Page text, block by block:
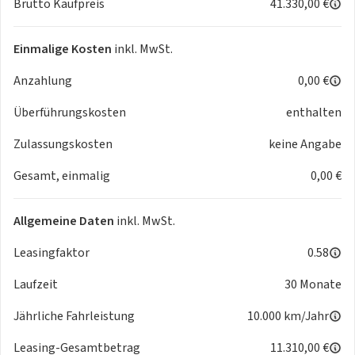
Schaltwippen
- Panorama-Glasdach
- Beifahrersitz höheneinstellbar
- Räder 5-V-Speichen S-Design 8.0 Jx18 Reifen 235/45 R18
- Innenspiegel automatisch abblendend rahmenlos
- Seitenairbags vorn und Kopfairbagsystem
- Außenspiegel elektrisch einstell- beheiz- und anklappbar
beidseitig automatisch abblendend
- Diebstahlwarnanlage
- 4-Wege-Lendenwirbelstütze für die Vordersitze
- Adaptiver Geschwindigkeitsassistent
- Audi connect Remote & Control (für MMI Navigation plus)
- Ablenkungs- und Müdigkeitserkennung
Brutto Kaufpreis
41.330,00 €
Einmalige Kosten inkl. MwSt.
Anzahlung
0,00 €
Überführungskosten
enthalten
Zulassungskosten
keine Angabe
Gesamt, einmalig
0,00 €
Allgemeine Daten inkl. MwSt.
Leasingfaktor
0.58
Laufzeit
30 Monate
Jährliche Fahrleistung
10.000 km/Jahr
Leasing-Gesamtbetrag
11.310,00 €